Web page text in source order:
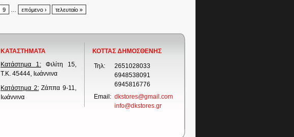
9 επόμενο › τελευταίο »
ΚΑΤΑΣΤΗΜΑΤΑ
Κατάστημα 1: Φιλίτη 15,
Τ.Κ. 45444, Ιωάννινα
Κατάστημα 2:Ζάππα 9-11,
Ιωάννινα
ΚΟΤΤΑΣ ΔΗΜΟΣΘΕΝΗΣ
Τηλ:
2651028033
6948538091
6945816776
Email: dkstores@gmail.com
info@dkstores.gr